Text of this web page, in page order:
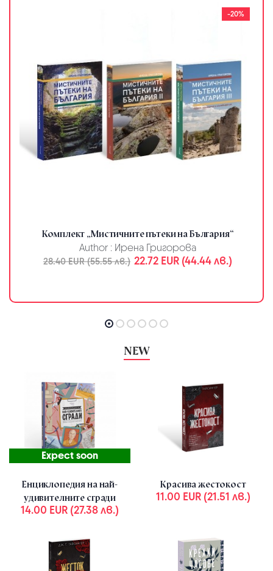
-20%
Комплект „Мистичните пътеки на България“
Author : Ирена Григорова
28.40 EUR (55.55 лв.) 22.72 EUR (44.44 лв.)
NEW
Expect soon
Енциклопедия на най-
удивителните сгради
14.00 EUR (27.38 лв.)
Красива жестокост
11.00 EUR (21.51 лв.)